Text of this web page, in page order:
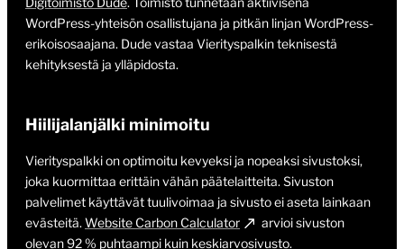
WordPress-yhteisön osallistujana ja pitkän linjan WordPress-
erikoisosaajana. Dude vastaa Vierityspalkin teknisestä
kehityksestä ja ylläpidosta.
Hiilijalanjälki minimoitu
Vierityspalkki on optimoitu kevyeksi ja nopeaksi sivustoksi,
joka kuormittaa erittäin vähän päätelaitteita. Sivuston
palvelimet käyttävät tuulivoimaa ja sivusto ei aseta lainkaan
evästeitä. Website Carbon Calculator
arvioi sivuston
olevan 92 % puhtaampi kuin keskiarvosivusto.